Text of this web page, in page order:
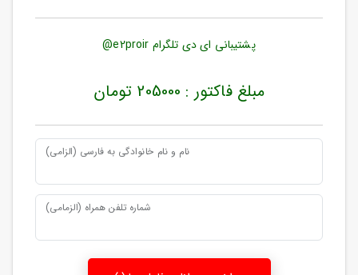
پشتیبانی ای دی تلگرام e2proir@
مبلغ فاکتور : 205000 تومان
نام و نام خانوادگی به فارسی (الزامی)
شماره تلفن همراه (الزمامی)